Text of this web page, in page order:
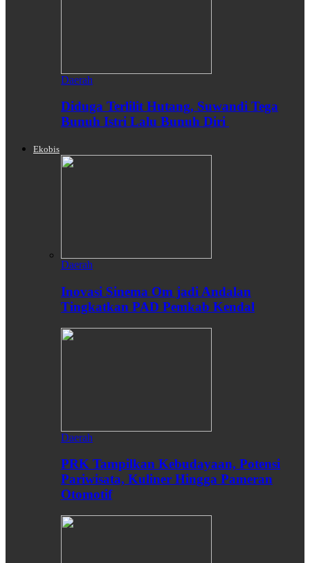
Daerah
Diduga Terlilit Hutang, Suwandi Tega
Bunuh Istri Lalu Bunuh Diri
Ekobis
Daerah
Inovasi Sinema Om jadi Andalan
Tingkatkan PAD Pemkab Kendal
Daerah
PRK Tampilkan Kebudayaan, Potensi
Pariwisata, Kuliner Hingga Pameran
Otomotif